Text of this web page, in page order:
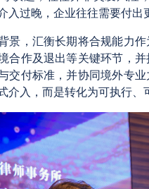
入过晚，企业往往需要付出
景，汇衡长期将合规能力
合作及退出等关键环节，
交付标准，并协同境外专
介入，而是转化为可执行、